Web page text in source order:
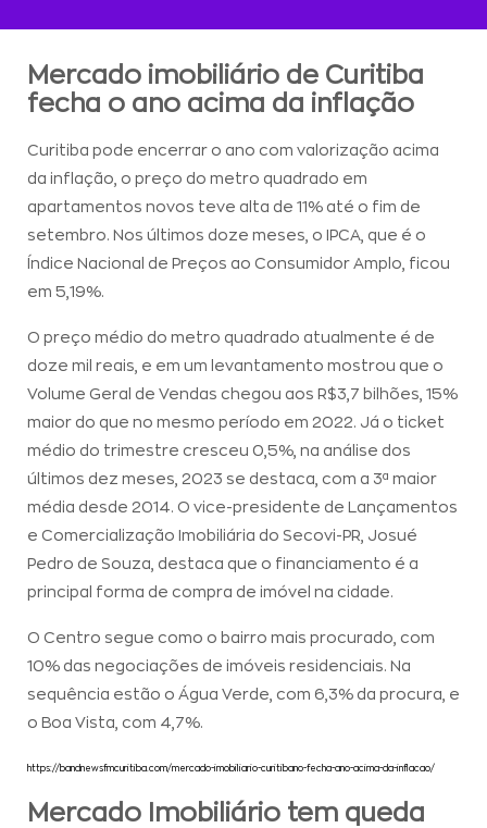
Mercado imobiliário de Curitiba
fecha o ano acima da inflação
Curitiba pode encerrar o ano com valorização acima
da inflação, o preço do metro quadrado em
apartamentos novos teve alta de 11% até o fim de
setembro. Nos últimos doze meses, o IPCA, que é o
Índice Nacional de Preços ao Consumidor Amplo, ficou
em 5,19%.
O preço médio do metro quadrado atualmente é de
doze mil reais, e em um levantamento mostrou que o
Volume Geral de Vendas chegou aos R$3,7 bilhões, 15%
maior do que no mesmo período em 2022. Já o ticket
médio do trimestre cresceu 0,5%, na análise dos
últimos dez meses, 2023 se destaca, com a 3ª maior
média desde 2014. O vice-presidente de Lançamentos
e Comercialização Imobiliária do Secovi-PR, Josué
Pedro de Souza, destaca que o financiamento é a
principal forma de compra de imóvel na cidade.
O Centro segue como o bairro mais procurado, com
10% das negociações de imóveis residenciais. Na
sequência estão o Água Verde, com 6,3% da procura, e
o Boa Vista, com 4,7%.
https://bandnewsfmcuritiba.com/mercado-imobiliario-curitibano-fecha-ano-acima-da-inflacao/
Mercado Imobiliário tem queda